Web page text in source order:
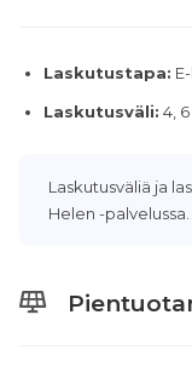
Laskutustapa:
Laskutusväli: 4,
Laskutusväliä ja
Helen -palvelussa.